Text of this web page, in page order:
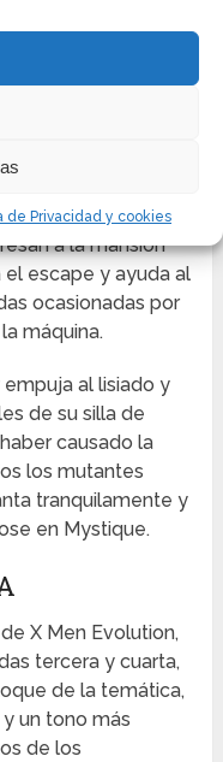
de Privacidad y cookies
controlar con
malvado robot
lo aplasta.
no fueron
a la mansión
el escape y ayuda al
ocasionadas por
máquina.
al lisiado y
de su silla de
causado la
los mutantes
tranquilamente y
en Mystique.
X Men Evolution,
tercera y cuarta,
de la temática,
un tono más
de los